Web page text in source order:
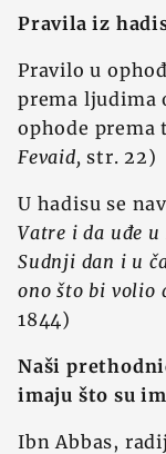
Pravila iz
Pravilo u
prema ljudima
ophode prema
Fevaid, str. 22)
U hadisu se
Vatre i da uđe
Sudnji dan i u
ono što bi volio
1844)
Naši
imaju što su
Ibn Abbas,